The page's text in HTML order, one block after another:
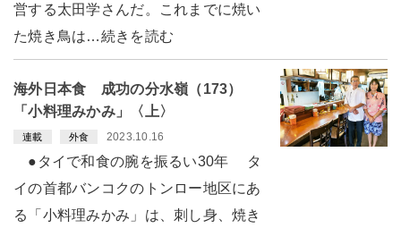
営する太田学さんだ。これまでに焼い
た焼き鳥は…続きを読む
海外日本食 成功の分水嶺（173）
「小料理みかみ」〈上〉
連載 外食 2023.10.16
●タイで和食の腕を振るい30年 タ
イの首都バンコクのトンロー地区にあ
る「小料理みかみ」は、刺し身、焼き